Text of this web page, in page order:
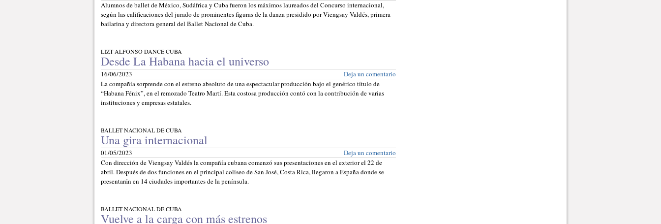
Alumnos de ballet de México, Sudáfrica y Cuba fueron los máximos laureados del Concurso internacional,
según las calificaciones del jurado de prominentes figuras de la danza presidido por Viengsay Valdés, primera
bailarina y directora general del Ballet Nacional de Cuba.
LIZT ALFONSO DANCE CUBA
Desde La Habana hacia el universo
16/06/2023
Deja un comentario
La compañía sorprende con el estreno absoluto de una espectacular producción bajo el genérico título de
“Habana Fénix”, en el remozado Teatro Martí. Esta costosa producción contó con la contribución de varias
instituciones y empresas estatales.
BALLET NACIONAL DE CUBA
Una gira internacional
01/05/2023
Deja un comentario
Con dirección de Viengsay Valdés la compañía cubana comenzó sus presentaciones en el exterior el 22 de
abril. Después de dos funciones en el principal coliseo de San José, Costa Rica, llegaron a España donde se
presentarán en 14 ciudades importantes de la península.
BALLET NACIONAL DE CUBA
Vuelve a la carga con más estrenos